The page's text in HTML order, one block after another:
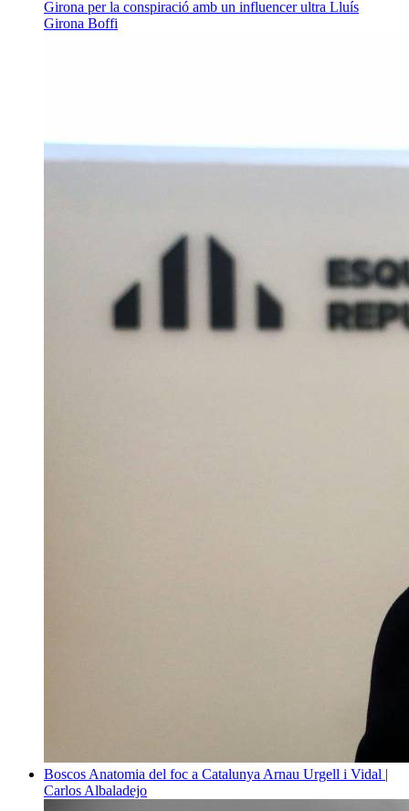
Girona per la conspiració amb un influencer ultra Lluís
Girona Boffi
Boscos Anatomia del foc a Catalunya Arnau Urgell i Vidal |
Carlos Albaladejo